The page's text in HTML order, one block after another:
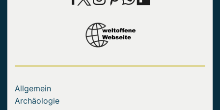
Allgemein
Archäologie